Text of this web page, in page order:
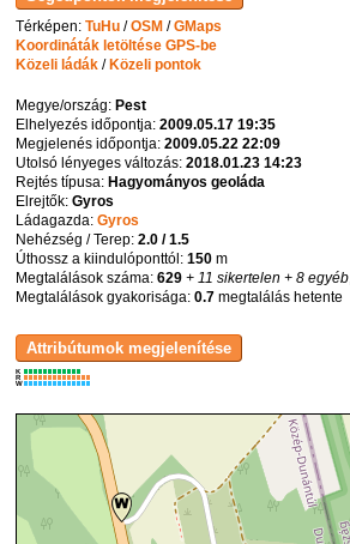
Térképen:TuHu /OSM /GMaps
Koordináták letöltése GPS-be
Közeli ládák /Közeli pontok
Megye/ország:Pest
Elhelyezés időpontja:2009.05.17 19:35
Megjelenés időpontja:2009.05.22 22:09
Utolsó lényeges változás:2018.01.23 14:23
Rejtés típusa:Hagyományos geoláda
Elrejtők:Gyros
Ládagazda:Gyros
Nehézség / Terep:2.0 / 1.5
Úthossz a kiindulóponttól:150 m
Megtalálások száma:629 + 11 sikertelen + 8 egyéb
Megtalálások gyakorisága:0.7 megtalálás hetente
K
R
W